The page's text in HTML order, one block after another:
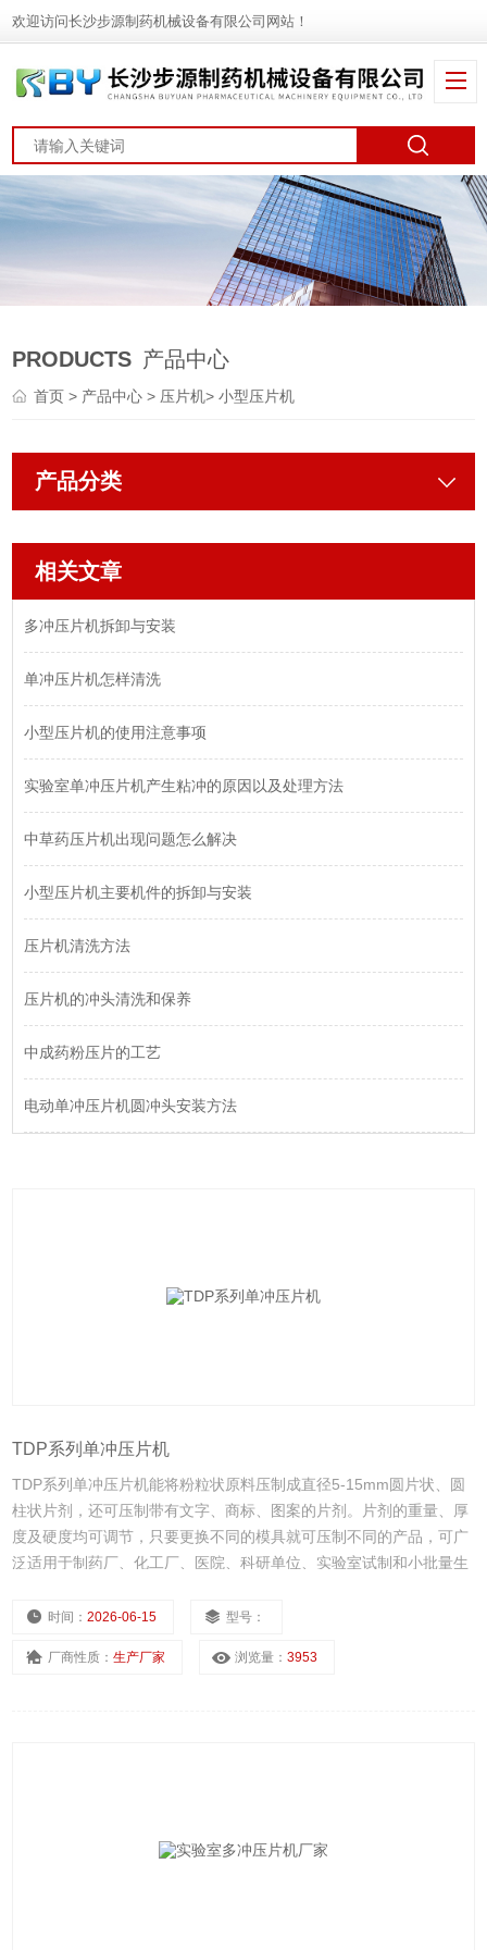
欢迎访问长沙步源制药机械设备有限公司网站！
PRODUCTS 产品中心
首页> 产品中心> 压片机>小型压片机
产品分类
相关文章
多冲压片机拆卸与安装
单冲压片机怎样清洗
小型压片机的使用注意事项
实验室单冲压片机产生粘冲的原因以及处理方法
中草药压片机出现问题怎么解决
小型压片机主要机件的拆卸与安装
压片机清洗方法
压片机的冲头清洗和保养
中成药粉压片的工艺
电动单冲压片机圆冲头安装方法
TDP系列单冲压片机
TDP系列单冲压片机能将粉粒状原料压制成直径5-15mm圆片状、圆
柱状片剂，还可压制带有文字、商标、图案的片剂。片剂的重量、厚
度及硬度均可调节，只要更换不同的模具就可压制不同的产品，可广
泛适用于制药厂、化工厂、医院、科研单位、实验室试制和小批量生
时间：2026-06-15 型号：
厂商性质：生产厂家 浏览量：3953